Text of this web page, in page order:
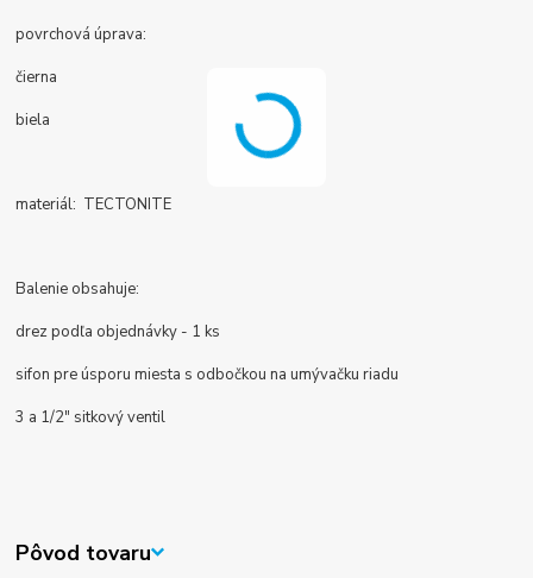
povrchová úprava:
čierna
biela
materiál: TECTONITE
Balenie obsahuje:
drez podľa objednávky - 1 ks
sifon pre úsporu miesta s odbočkou na umývačku riadu
3 a 1/2" sitkový ventil
Pôvod tovaru